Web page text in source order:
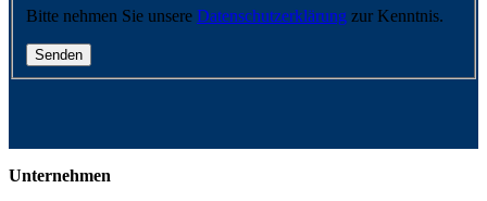
Bitte nehmen Sie unsere Datenschutzerklärung zur Kenntnis.
Unternehmen